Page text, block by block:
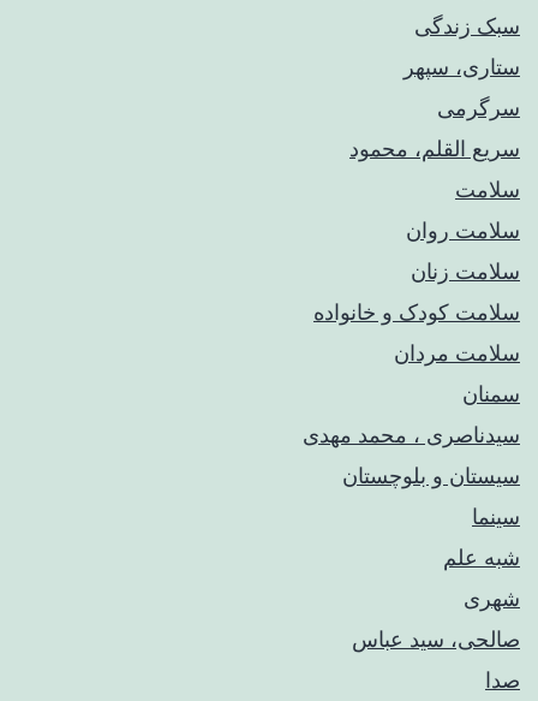
سبک زندگی
ستاری، سپهر
سرگرمی
سریع القلم، محمود
سلامت
سلامت روان
سلامت زنان
سلامت کودک‌ و خانواده
سلامت مردان
سمنان
سیدناصری ، محمد مهدی
سیستان و بلوچستان
سینما
شبه علم
شهری
صالحی، سید عباس
صدا